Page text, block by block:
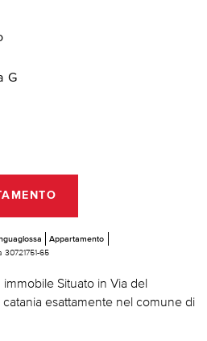
G
Appartamento
65
Situato in Via del
esattamente nel comune di